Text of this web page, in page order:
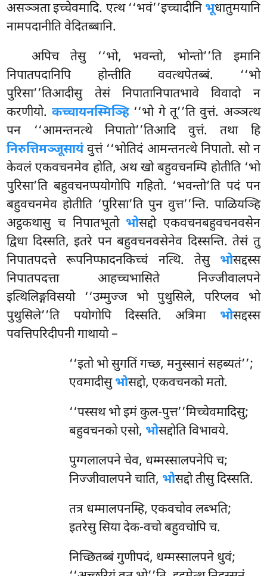
असञ्ञता इच्चेवमादि. एत्थ ‘‘भवं’’इच्चादीनि भूधातुमयानि
नामपदानीति वेदितब्बानि.
अपिच तेसु ‘‘भो, भवन्तो, भोन्तो’’ति इमानि
निपातपदानिपि होन्तीति ववत्थपेतब्बं. ‘‘भो
पुरिसा’’तिआदीसु तेसं निपातानिपातभावे विवादो न
करणीयो. कच्चायनस्मिञ्हि‘‘भो गे तू’’ति वुत्तं. अञ्ञत्थ
पन ‘‘आमन्तनत्थे निपातो’’तिआदि वुत्तं. तथा हि
निरुत्तिमञ्जूसायंवुत्तं ‘‘भोतिदं आमन्तनत्थे निपातो. सो न
केवलं एकवचनमेव होति, अथ खो बहुवचनम्पि होतीति ‘भो
पुरिसा’ति बहुवचनप्पयोगोपि गहितो. ‘भवन्तो’ति पदं पन
बहुवचनमेव होतीति ‘पुरिसा’ति पुन वुत्त’’न्ति. पाळियञ्हि
अट्ठकथासु च निपातभूतो भोसद्दो एकवचनबहुवचनवसेन
द्विधा दिस्सति, इतरे पन बहुवचनवसेनेव दिस्सन्ति. तेसं तु
निपातपदत्ते रूपनिप्फादनकिच्चं नत्थि. तेसु भोसद्दस्स
निपातपदत्ता आहच्चभासिते निज्जीवालपने
इत्थिलिङ्गविसयो ‘‘उम्मुज्ज भो पुथुसिले, परिप्लव भो
पुथुसिले’’ति पयोगोपि दिस्सति. अत्रिमा भोसद्दस्स
पवत्तिपरिदीपनी गाथायो –
‘‘इतो भो सुगतिं गच्छ, मनुस्सानं सहब्यतं’’;
एवमादीसुभोसद्दो, एकवचनको मतो.
‘‘पस्सथ भो इमं कुल-पुत्त’’मिच्चेवमादिसु;
बहुवचनको एसो, भोसद्दोति विभावये.
पुग्गलालपनेचेव, धम्मस्सालपनेपि च;
निज्जीवालपने चाति, भोसद्दो तीसु दिस्सति.
तत्र धम्मालपनम्हि, एकवचोव लब्भति;
इतरेसु सिया देक-वचो बहुवचोपि च.
निच्छितब्बं गुणीपदं, धम्मस्सालपने धुवं;